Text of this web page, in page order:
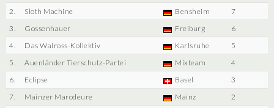
2.
Sloth Machine Bensheim
7
3.
Gossenhauer Freiburg
6
4.
Das Walross-Kollektiv Karlsruhe
5
5.
Auenländer Tierschutz-Partei Mixteam
4
6.
Eclipse Basel
3
7.
Mainzer Marodeure Mainz
2